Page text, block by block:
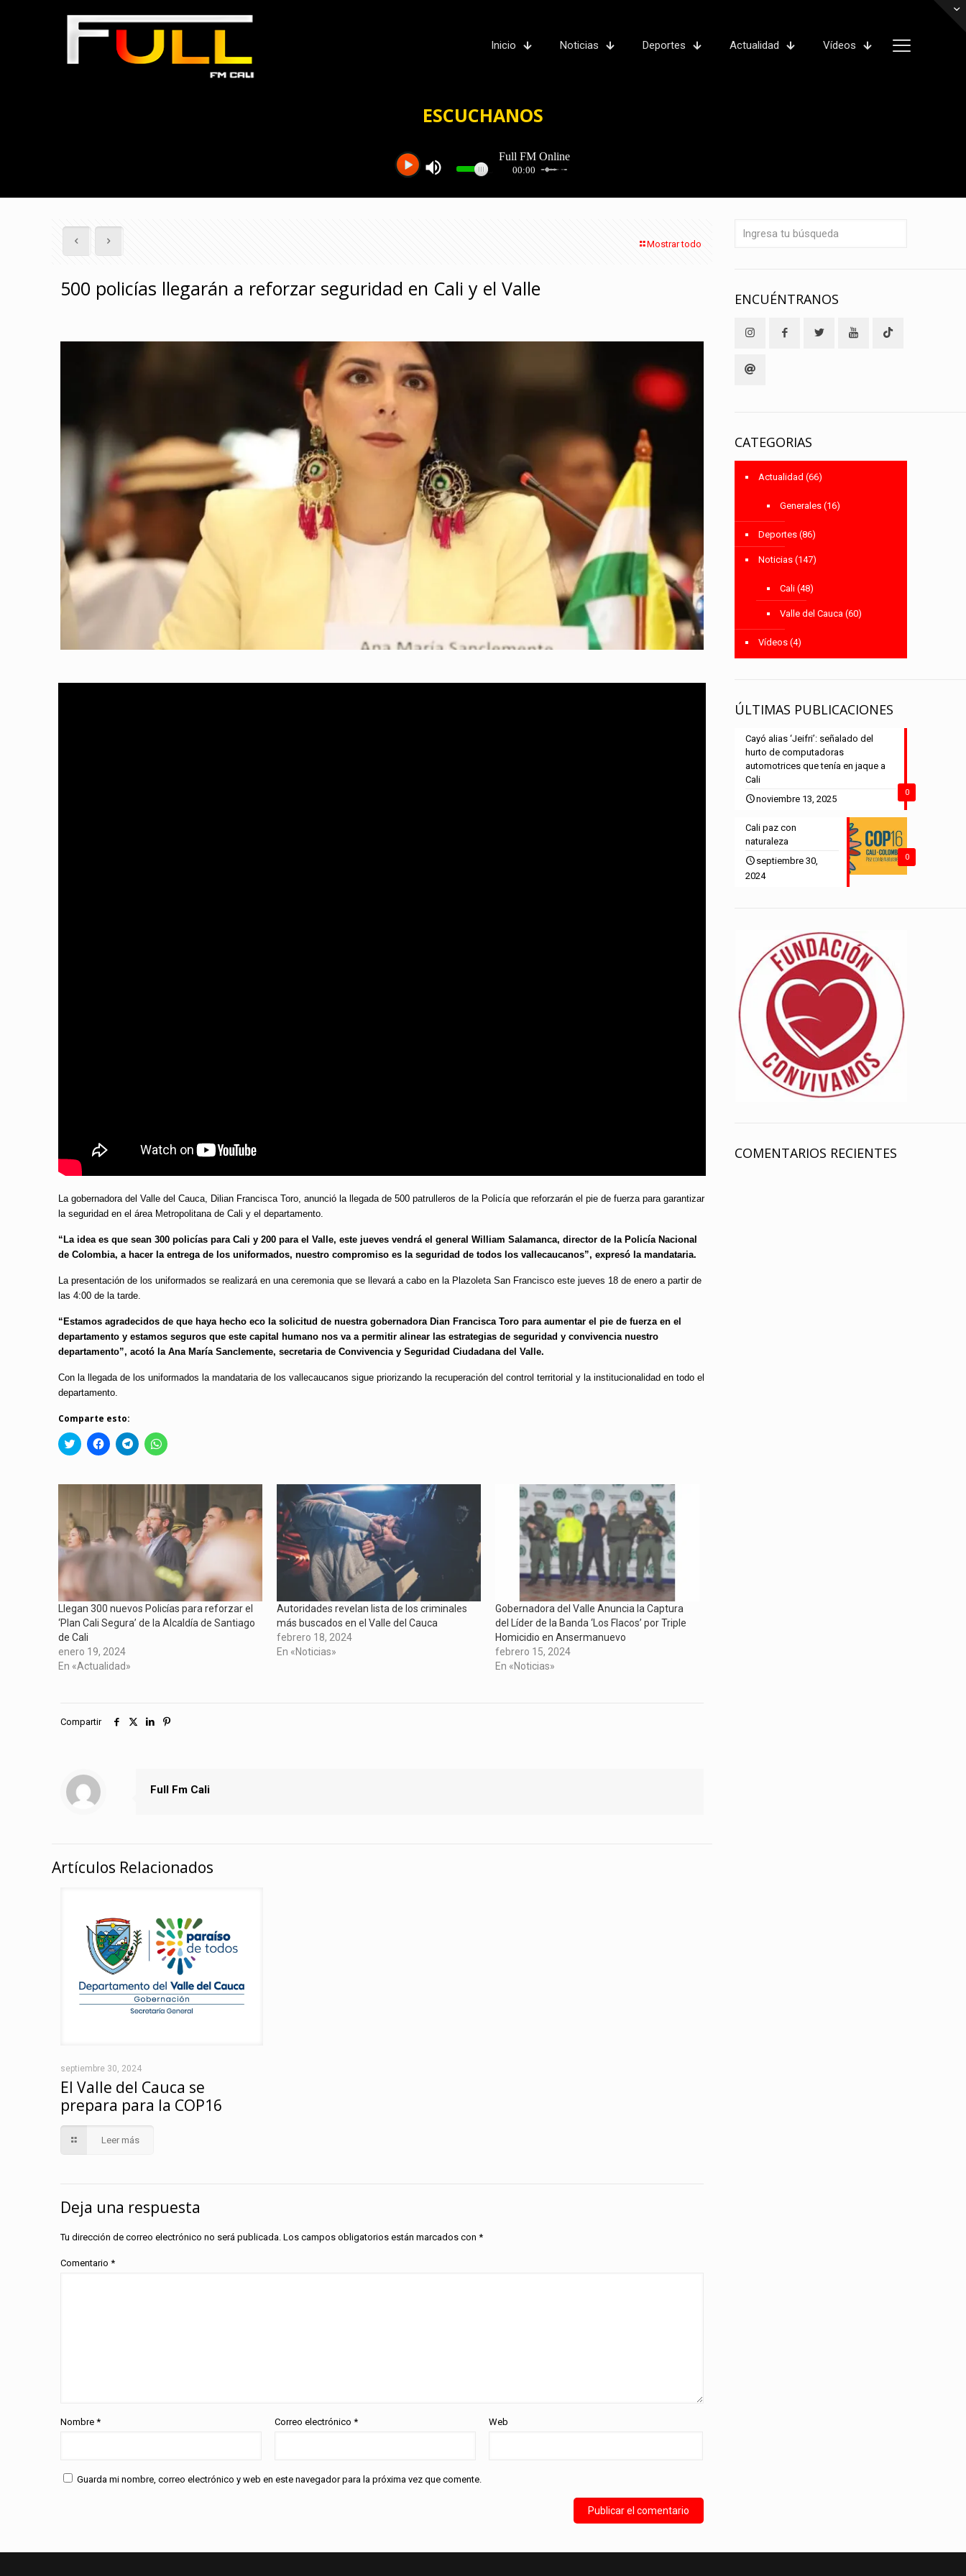
Inicio Noticias Deportes Actualidad Vídeos
ESCUCHANOS
Mostrar todo
500 policías llegarán a reforzar seguridad en Cali y el Valle
La gobernadora del Valle del Cauca, Dilian Francisca Toro, anunció la llegada de 500 patrulleros de la Policía que reforzarán el pie de fuerza para garantizar
la seguridad en el área Metropolitana de Cali y el departamento.
“La idea es que sean 300 policías para Cali y 200 para el Valle, este jueves vendrá el general William Salamanca, director de la Policía Nacional
de Colombia, a hacer la entrega de los uniformados, nuestro compromiso es la seguridad de todos los vallecaucanos”, expresó la mandataria.
La presentación de los uniformados se realizará en una ceremonia que se llevará a cabo en la Plazoleta San Francisco este jueves 18 de enero a partir de
las 4:00 de la tarde.
“Estamos agradecidos de que haya hecho eco la solicitud de nuestra gobernadora Dian Francisca Toro para aumentar el pie de fuerza en el
departamento y estamos seguros que este capital humano nos va a permitir alinear las estrategias de seguridad y convivencia nuestro
departamento”, acotó la Ana María Sanclemente, secretaria de Convivencia y Seguridad Ciudadana del Valle.
Con la llegada de los uniformados la mandataria de los vallecaucanos sigue priorizando la recuperación del control territorial y la institucionalidad en todo el
departamento.
Comparte esto:
Click
to
ventana
nueva)
Haz
clic
en
una
ventana
nueva)
Haz
clic
abre
en
una
ventana
nueva)
Haz
clic
abre
en
una
ventana
nueva)
Llegan 300 nuevos Policías para reforzar el
‘Plan Cali Segura’ de la Alcaldía de Santiago
de Cali
enero 19, 2024
En «Actualidad»
Autoridades revelan lista de los criminales
más buscados en el Valle del Cauca
febrero 18, 2024
En «Noticias»
Gobernadora del Valle Anuncia la Captura
del Líder de la Banda ‘Los Flacos’ por Triple
Homicidio en Ansermanuevo
febrero 15, 2024
En «Noticias»
Compartir
Full Fm Cali
Artículos Relacionados
septiembre 30, 2024
El Valle del Cauca se
prepara para la COP16
Leer más
Deja una respuesta
Tu dirección de correo electrónico no será publicada. Los campos obligatorios están marcados con *
Comentario *
Nombre * Correo electrónico* Web
Guarda mi nombre, correo electrónico y web en este navegador para la próxima vez que comente.
ENCUÉNTRANOS
CATEGORIAS
Actualidad (66)
Generales (16)
Deportes (86)
Noticias (147)
Cali (48)
Valle del Cauca (60)
Vídeos (4)
ÚLTIMAS PUBLICACIONES
0
Cayó alias ‘Jeifri’: señalado del
hurto de computadoras
automotrices que tenía en jaque a
Cali
noviembre 13, 2025
0
Cali paz con
naturaleza
septiembre 30,
2024
COMENTARIOS RECIENTES